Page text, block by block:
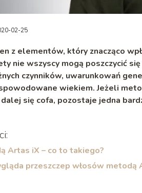
02-25
z elementów, który znacząco
nie wszyscy mogą poszczycić
czynników, uwarunkowań
wiekiem. Jeżeli
się cofa, pozostaje jedna
Artas iX – co to takiego?
przeszczep włosów metodą